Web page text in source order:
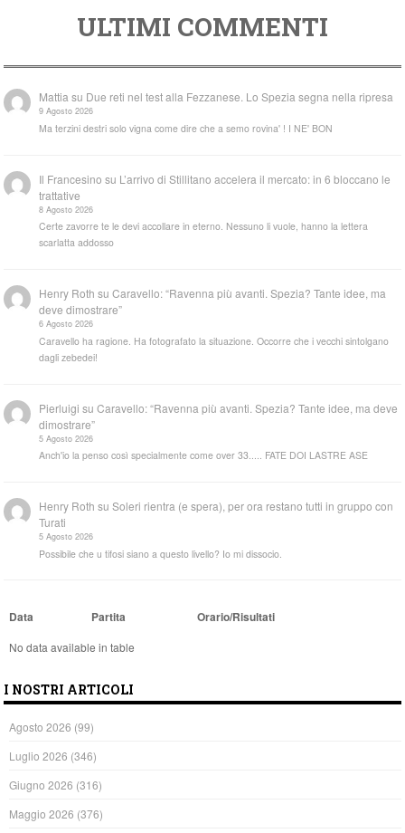
ULTIMI COMMENTI
Mattia su Due reti nel test alla Fezzanese. Lo Spezia segna nella ripresa
9 Agosto 2026
Ma terzini destri solo vigna come dire che a semo rovina' ! I NE' BON
Il Francesino su L’arrivo di Stillitano accelera il mercato: in 6 bloccano le
trattative
8 Agosto 2026
Certe zavorre te le devi accollare in eterno. Nessuno li vuole, hanno la lettera
scarlatta addosso
Henry Roth suCaravello: “Ravenna più avanti. Spezia? Tante idee, ma
deve dimostrare”
6 Agosto 2026
Caravello ha ragione. Ha fotografato la situazione. Occorre che i vecchi sintolgano
dagli zebedei!
Pierluigi suCaravello: “Ravenna più avanti. Spezia? Tante idee, ma deve
dimostrare”
5 Agosto 2026
Anch'io la penso così specialmente come over 33..... FATE DOI LASTRE ASE
Henry Roth suSoleri rientra (e spera), per ora restano tutti in gruppo con
Turati
5 Agosto 2026
Possibile che u tifosi siano a questo livello? Io mi dissocio.
Data Partita Orario/Risultati
No data available in table
I NOSTRI ARTICOLI
Agosto 2026 (99)
Luglio 2026 (346)
Giugno 2026 (316)
Maggio 2026 (376)